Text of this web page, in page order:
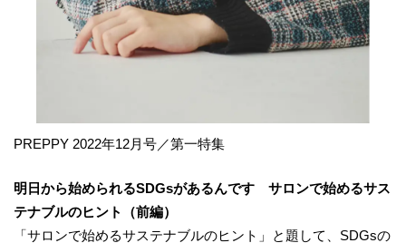
PREPPY 2022年12月号／第一特集
明日から始められるSDGsがあるんです サロンで始めるサス
テナブルのヒント（前編）
「サロンで始めるサステナブルのヒント」と題して、SDGsの